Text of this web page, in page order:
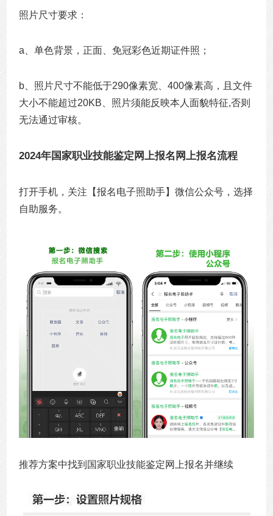
照片尺寸要求：
a、单色背景，正面、免冠彩色近期证件照；
b、照片尺寸不能低于290像素宽、400像素高，且文件
大小不能超过20KB、照片须能反映本人面貌特征,否则
无法通过审核。
2024年国家职业技能鉴定网上报名网上报名流程
打开手机，关注【报名电子照助手】微信公众号，选择
自助服务。
推荐方案中找到国家职业技能鉴定网上报名并继续